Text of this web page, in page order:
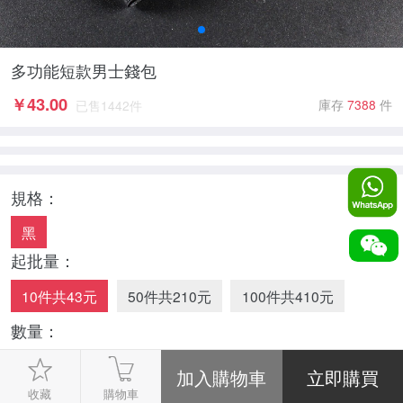
多功能短款男士錢包
￥43.00 已售 1442件 庫存 7388 件
規格：
黑
起批量：
10件共43元 50件共210元 100件共410元
數量：
-
+
收藏 購物車